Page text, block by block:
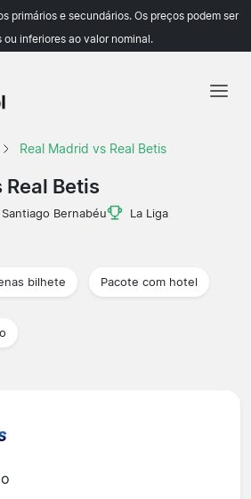
primários e secundários. Os preços podem ser
ou inferiores ao valor nominal.
Real Madrid vs Real Betis
Betis
Santiago Bernabéu
La Liga
bilhete Pacote com hotel